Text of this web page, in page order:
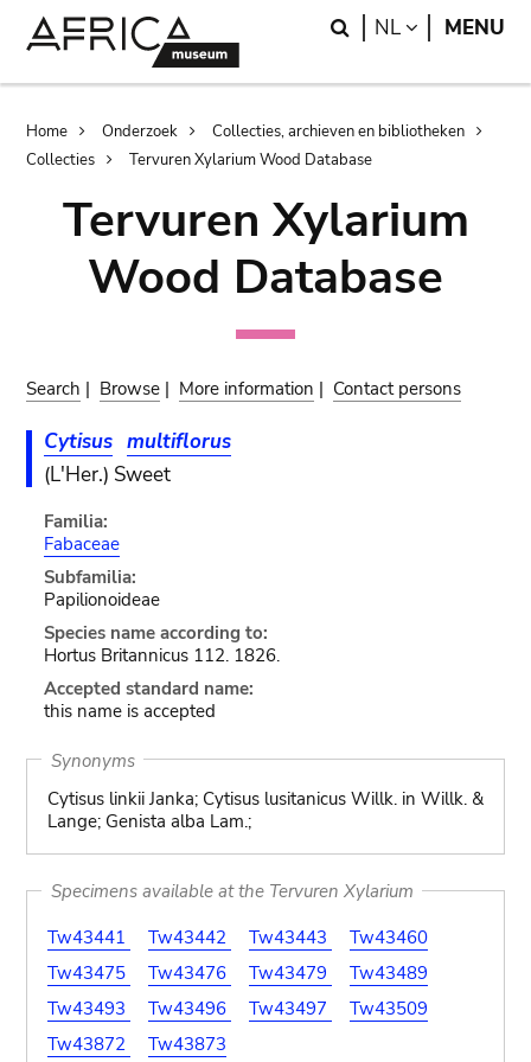
Search
NL LANGUAGE
MENU
Breadcrumb
Home Onderzoek
Collecties, archieven en bibliotheken
Collecties
Tervuren Xylarium Wood Database
Tervuren Xylarium
Wood Database
Search | Browse | More information | Contact persons
Cytisus multiflorus
(L'Her.) Sweet
Familia:
Fabaceae
Subfamilia:
Papilionoideae
Species name according to:
Hortus Britannicus 112. 1826.
Accepted standard name:
this name is accepted
Synonyms
Cytisus linkii Janka; Cytisus lusitanicus Willk. in Willk. &
Lange; Genista alba Lam.;
Specimens available at the Tervuren Xylarium
Tw43441
Tw43442 Tw43443
Tw43460
Tw43475
Tw43476 Tw43479
Tw43489
Tw43493
Tw43496 Tw43497
Tw43509
Tw43872
Tw43873